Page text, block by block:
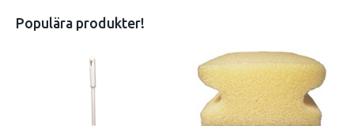
Populära produkter!